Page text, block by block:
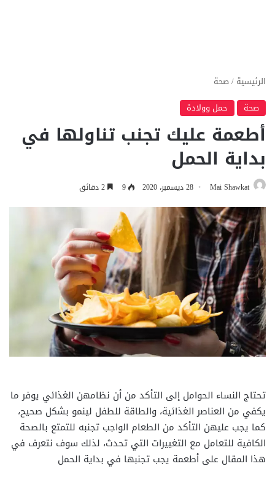
الرئيسية /صحة
صحة
حمل وولادة
أطعمة عليك تجنب تناولها في
بداية الحمل
Mai Shawkat 28 ديسمبر، 2020 9
تحتاج النساء الحوامل إلى التأكد من أن نظامهن الغذائي يوفر ما
يكفي من العناصر الغذائية، والطاقة للطفل لينمو بشكل صحيح،
كما يجب عليهن التأكد من الطعام الواجب تجنبه للتمتع بالصحة
الكافية للتعامل مع التغييرات التي تحدث، لذلك سوف نتعرف في
هذا المقال على أطعمة يجب تجنبها في بداية الحمل